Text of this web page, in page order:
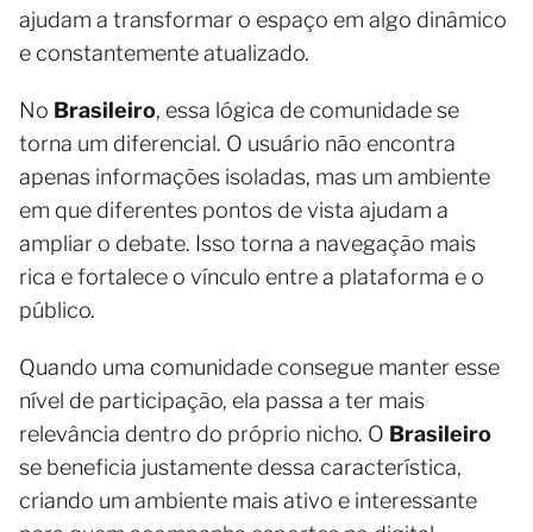
ajudam a transformar o espaço em algo dinâmico
e constantemente atualizado.
No Brasileiro, essa lógica de comunidade se
torna um diferencial. O usuário não encontra
apenas informações isoladas, mas um ambiente
em que diferentes pontos de vista ajudam a
ampliar o debate. Isso torna a navegação mais
rica e fortalece o vínculo entre a plataforma e o
público.
Quando uma comunidade consegue manter esse
nível de participação, ela passa a ter mais
relevância dentro do próprio nicho. O Brasileiro
se beneficia justamente dessa característica,
criando um ambiente mais ativo e interessante